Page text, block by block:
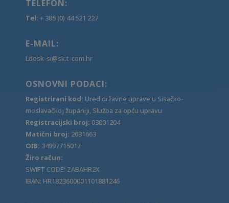
TELEFON:
Tel: + 385 (0) 44 521 227
E-MAIL:
Ldesk-si@sk.t-com.hr
OSNOVNI PODACI:
Registrirani kod: Ured državne uprave u Sisačko-
moslavačkoj županiji, Služba za opću upravu
Registracijski broj: 03001204
Matični broj: 2031663
OIB: 34997715017
Žiro račun:
SWIFT CODE: ZABAHR2X
IBAN: HR1823600001101881246